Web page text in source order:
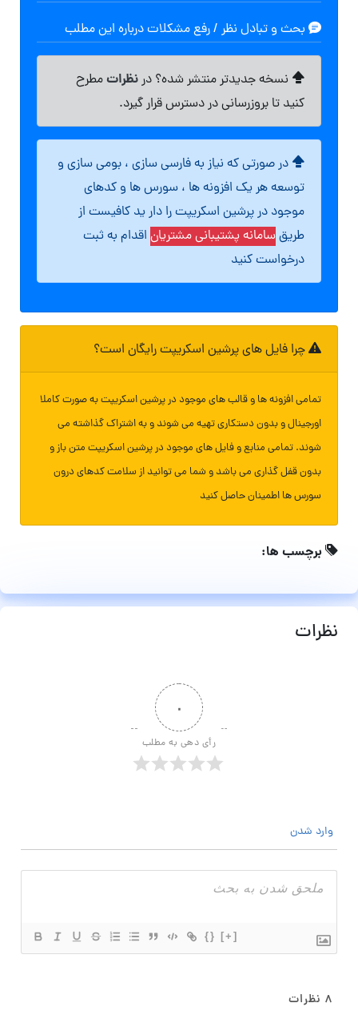
بحث و تبادل نظر / رفع مشکلات درباره این مطلب
نسخه جدیدتر منتشر شده؟ درنظراتمطرح
کنید تا بروزرسانی در دسترس قرار گیرد.
در صورتی که نیاز به فارسی سازی ، بومی سازی و
توسعه هر یک افزونه ها ، سورس ها و کدهای
موجود در پرشین اسکریپت را دار ید کافیست از
طریقسامانه پشتیبانی مشتریان اقدام به ثبت
درخواست کنید
چرا فایل های پرشین اسکریپت رایگان است؟
تمامی افزونه ها و قالب های موجود در پرشین اسکریپت به صورت کاملا
اورجینال و بدون دستکاری تهیه می شوند و به اشتراک گذاشته می
شوند. تمامی منابع و فایل های موجود در پرشین اسکریپت متن باز و
بدون قفل گذاری می باشد و شما می توانید از سلامت کدهای درون
سورس ها اطمینان حاصل کنید
برچسب ها:
نظرات
۰
رأی دهی به مطلب
وارد شدن
{} [+]
۸ نظرات